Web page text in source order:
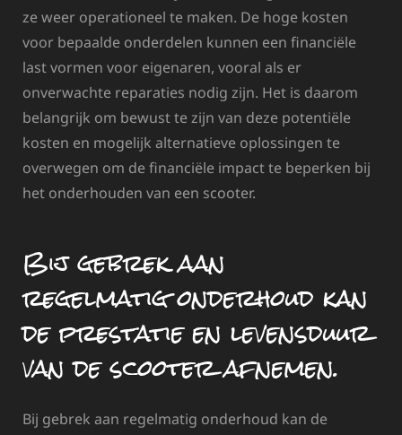
ze weer operationeel te maken. De hoge kosten
voor bepaalde onderdelen kunnen een financiële
last vormen voor eigenaren, vooral als er
onverwachte reparaties nodig zijn. Het is daarom
belangrijk om bewust te zijn van deze potentiële
kosten en mogelijk alternatieve oplossingen te
overwegen om de financiële impact te beperken bij
het onderhouden van een scooter.
Bij gebrek aan
regelmatig onderhoud kan
de prestatie en levensduur
van de scooter afnemen.
Bij gebrek aan regelmatig onderhoud kan de